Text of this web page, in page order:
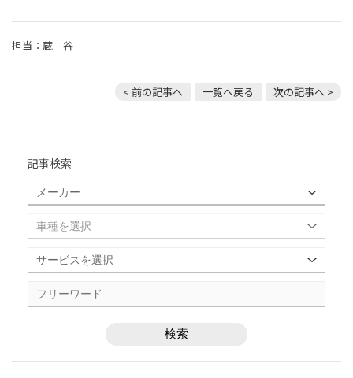
担当：蔵 谷
< 前の記事へ 一覧へ戻る 次の記事へ >
記事検索